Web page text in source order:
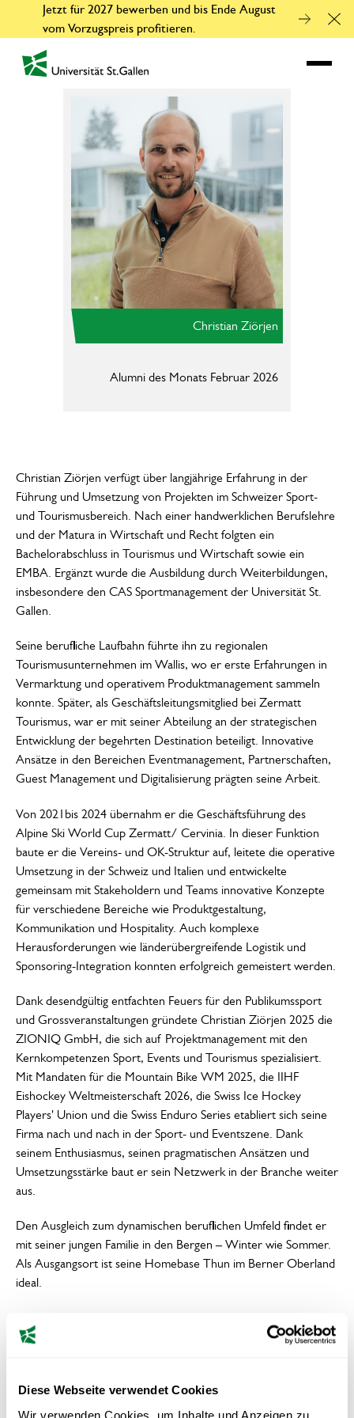
Diese Webseite verwendet Cookies
Wir verwenden Cookies, um Inhalte und Anzeigen zu
Jetzt für 2027 bewerben und bis Ende August
vom Vorzugspreis profitieren.
zur Startseite
Christian Ziörjen
Alumni des Monats Februar 2026
Christian Ziörjen verfügt über langjährige Erfahrung in der
Führung und Umsetzung von Projekten im Schweizer Sport-
und Tourismusbereich. Nach einer handwerklichen Berufslehre
und der Matura in Wirtschaft und Recht folgten ein
Bachelorabschluss in Tourismus und Wirtschaft sowie ein
EMBA. Ergänzt wurde die Ausbildung durch Weiterbildungen,
insbesondere den CAS Sportmanagement der Universität St.
Gallen.
Seine berufliche Laufbahn führte ihn zu regionalen
Tourismusunternehmen im Wallis, wo er erste Erfahrungen in
Vermarktung und operativem Produktmanagement sammeln
konnte. Später, als Geschäftsleitungsmitglied bei Zermatt
Tourismus, war er mit seiner Abteilung an der strategischen
Entwicklung der begehrten Destination beteiligt. Innovative
Ansätze in den Bereichen Eventmanagement, Partnerschaften,
Guest Management und Digitalisierung prägten seine Arbeit.
Von 2021bis 2024 übernahm er die Geschäftsführung des
Alpine Ski World Cup Zermatt/ Cervinia. In dieser Funktion
baute er die Vereins- und OK-Struktur auf, leitete die operative
Umsetzung in der Schweiz und Italien und entwickelte
gemeinsam mit Stakeholdern und Teams innovative Konzepte
für verschiedene Bereiche wie Produktgestaltung,
Kommunikation und Hospitality. Auch komplexe
Herausforderungen wie länderübergreifende Logistik und
Sponsoring-Integration konnten erfolgreich gemeistert werden.
Dank desendgültig entfachten Feuers für den Publikumssport
und Grossveranstaltungen gründete Christian Ziörjen 2025 die
ZIONIQ GmbH, die sich auf Projektmanagement mit den
Kernkompetenzen Sport, Events und Tourismus spezialisiert.
Mit Mandaten für die Mountain Bike WM 2025, die IIHF
Eishockey Weltmeisterschaft 2026, die Swiss Ice Hockey
Players' Union und die Swiss Enduro Series etabliert sich seine
Firma nach und nach in der Sport- und Eventszene. Dank
seinem Enthusiasmus, seinen pragmatischen Ansätzen und
Umsetzungsstärke baut er sein Netzwerk in der Branche weiter
aus.
Den Ausgleich zum dynamischen beruflichen Umfeld findet er
mit seiner jungen Familie in den Bergen – Winter wie Sommer.
Als Ausgangsort ist seine Homebase Thun im Berner Oberland
ideal.
Lieber Christian, dein Weg startete mit einer
HSG. Wie viel „Handwerker“ steckt heute noch
in deiner Arbeitsweise?